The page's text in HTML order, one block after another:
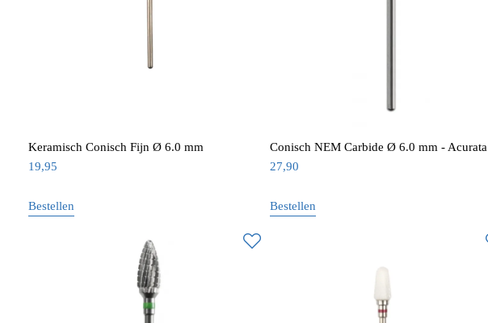
Keramisch Conisch Fijn Ø 6.0 mm
19,95
Bestellen
Conisch NEM Carbide Ø 6.0 mm - Acurata
27,90
Bestellen